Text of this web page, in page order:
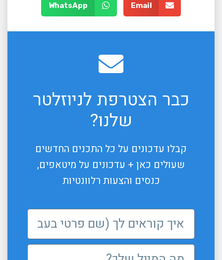
Email
WhatsApp
כבר הצטרפת לניוזלטר
שלנו?
קבלו עדכונים על כל התכנים החדשים
שעולים כאן + עדכונים על מיטאפים,
כנסים והצעות רלוונטיות